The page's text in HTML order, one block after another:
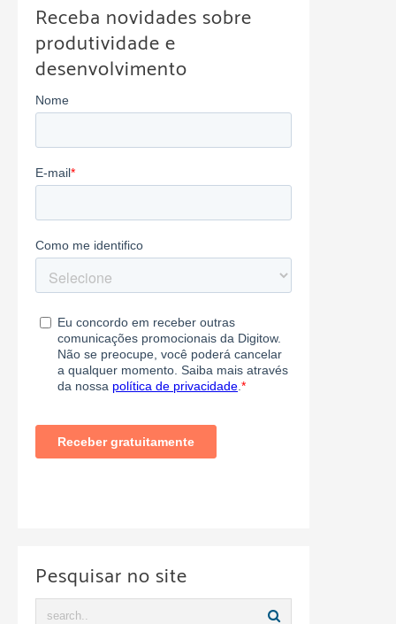
Receba novidades sobre
produtividade e
desenvolvimento
Pesquisar no site